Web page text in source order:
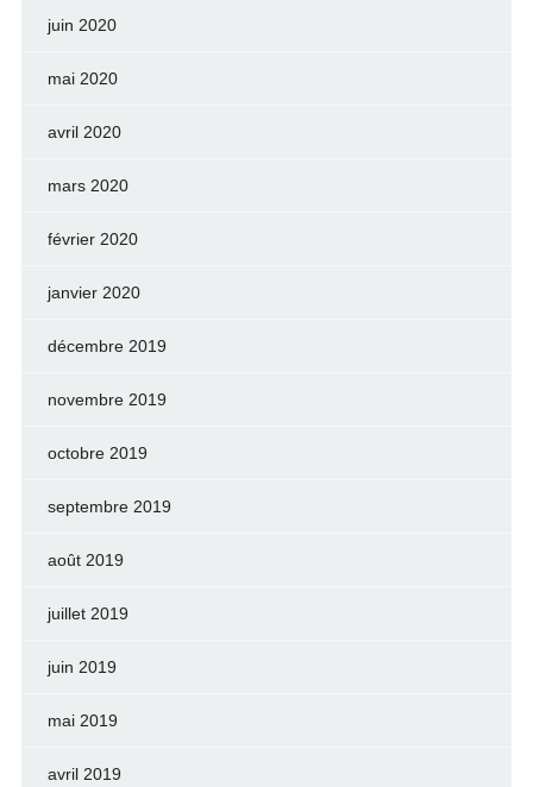
juin 2020
mai 2020
avril 2020
mars 2020
février 2020
janvier 2020
décembre 2019
novembre 2019
octobre 2019
septembre 2019
août 2019
juillet 2019
juin 2019
mai 2019
avril 2019